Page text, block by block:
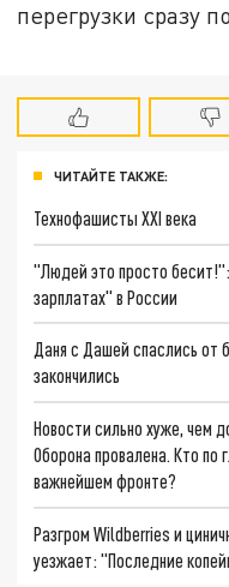
перегрузки сразу
ЧИТАЙТЕ ТАКЖЕ:
Технофашисты XXI века
"Людей это просто
зарплатах" в России
Даня с Дашей спаслись от
закончились
Новости сильно хуже, чем
Оборона провалена. Кто по
важнейшем фронте?
Разгром Wildberries и
уезжает: "Последние